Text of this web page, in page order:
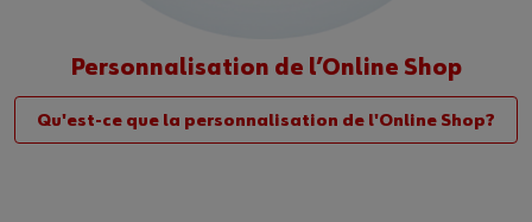
Personnalisation de l’Online Shop
Qu'est-ce que la personnalisation de l'Online Shop?